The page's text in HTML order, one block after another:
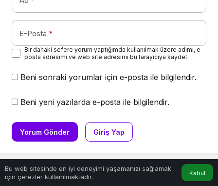
E-Posta *
Bir dahaki sefere yorum yaptığımda kullanılmak üzere adımı, e-
posta adresimi ve web site adresimi bu tarayıcıya kaydet.
Beni sonraki yorumlar için e-posta ile bilgilendir.
Beni yeni yazılarda e-posta ile bilgilendir.
Yorum Gönder Giriş Yap
Bu web sitesinde en iyi deneyimi yaşamanızı sağlamak
için çerezler kullanılmaktadır.
Kabul
Anasayfa Hesabım